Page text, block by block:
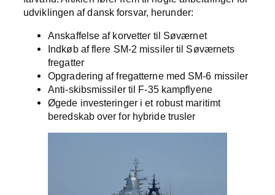
udviklingen af dansk forsvar, herunder:
Anskaffelse af korvetter til Søværnet
Indkøb af flere SM-2 missiler til Søværnets
fregatter
Opgradering af fregatterne med SM-6 missiler
Anti-skibsmissiler til F-35 kampflyene
Øgede investeringer i et robust maritimt
beredskab over for hybride trusler